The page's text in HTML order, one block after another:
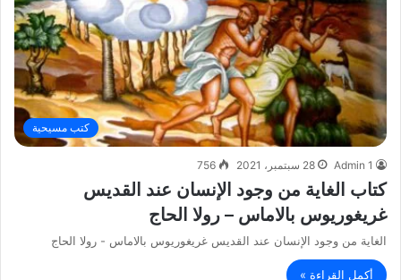
كتب مسيحية
Admin 1 28 سبتمبر، 2021 756
كتاب الغاية من وجود الإنسان عند القديس
غريغوريوس بالاماس – رولا الحاج
الغاية من وجود الإنسان عند القديس غريغوريوس بالاماس - رولا الحاج
أكمل القراءة »